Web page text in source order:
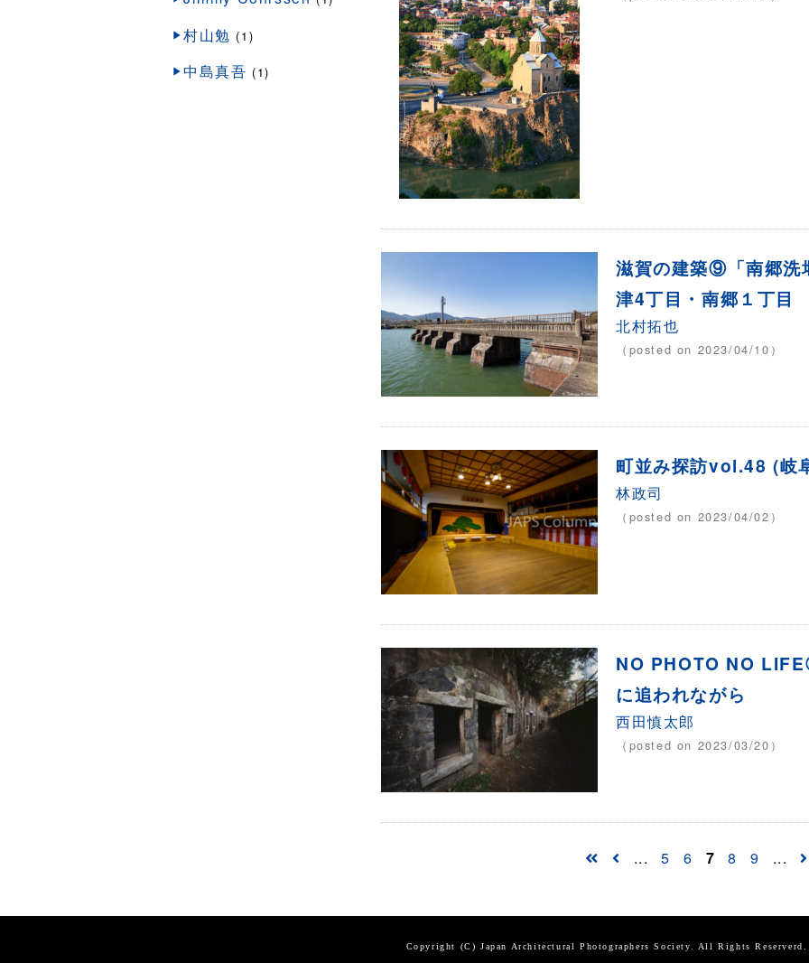
村山勉 (1)
中島真吾 (1)
滋賀の建築⑨「南郷洗
津4丁目・南郷１丁目
北村拓也
（posted on 2023/04/10）
町並み探訪vol.48 (岐
林政司
（posted on 2023/04/02）
NO PHOTO NO LIFE
に追われながら
西田慎太郎
（posted on 2023/03/20）
... 5 6 7 8 9 ...
Copyright (C) Japan Architectural Photographers Society. All Rights Reserverd.